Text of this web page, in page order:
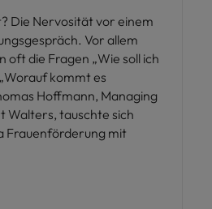
Die Nervosität vor einem
Vor allem
oft die Fragen „Wie soll ich
kommt es
Hoffmann, Managing
Walters, tauschte sich
Frauenförderung mit